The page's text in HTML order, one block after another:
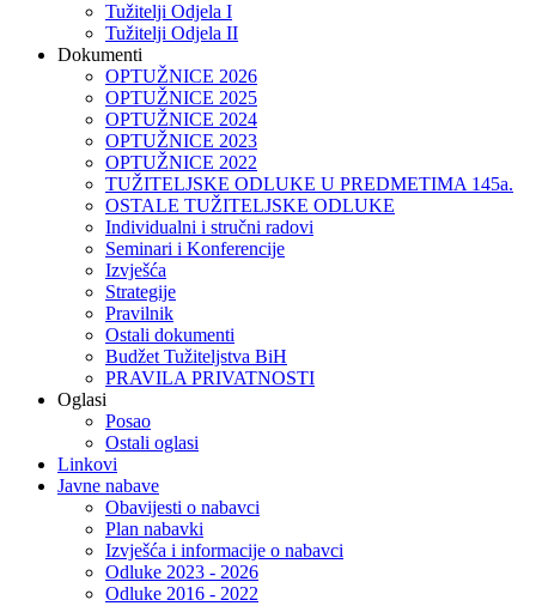
Tužitelji Odjela I
Tužitelji Odjela II
Dokumenti
OPTUŽNICE 2026
OPTUŽNICE 2025
OPTUŽNICE 2024
OPTUŽNICE 2023
OPTUŽNICE 2022
TUŽITELJSKE ODLUKE U PREDMETIMA 145a.
OSTALE TUŽITELJSKE ODLUKE
Individualni i stručni radovi
Seminari i Konferencije
Izvješća
Strategije
Pravilnik
Ostali dokumenti
Budžet Tužiteljstva BiH
PRAVILA PRIVATNOSTI
Oglasi
Posao
Ostali oglasi
Linkovi
Javne nabave
Obavijesti o nabavci
Plan nabavki
Izvješća i informacije o nabavci
Odluke 2023 - 2026
Odluke 2016 - 2022